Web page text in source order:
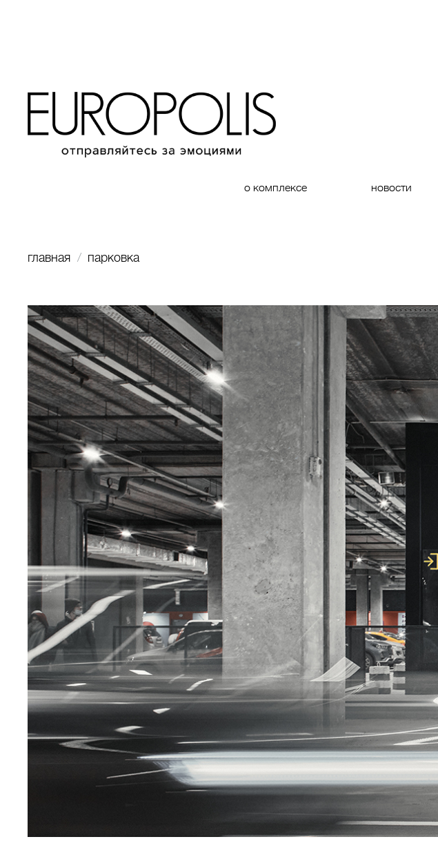
о комплексе новости
главная парковка